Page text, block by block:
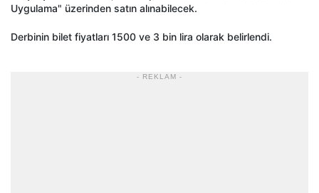
Uygulama" üzerinden satın alınabilecek.
Derbinin bilet fiyatları 1500 ve 3 bin lira olarak belirlendi.
- REKLAM -